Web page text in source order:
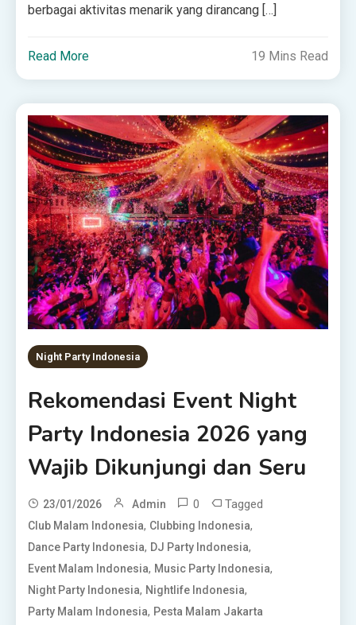
berbagai aktivitas menarik yang dirancang […]
Read More 19 Mins Read
Night Party Indonesia
Rekomendasi Event Night
Party Indonesia 2026 yang
Wajib Dikunjungi dan Seru
23/01/2026 Admin 0 Tagged
Club Malam Indonesia, Clubbing Indonesia,
Dance Party Indonesia, DJ Party Indonesia,
Event Malam Indonesia, Music Party Indonesia,
Night Party Indonesia, Nightlife Indonesia,
Party Malam Indonesia, Pesta Malam Jakarta